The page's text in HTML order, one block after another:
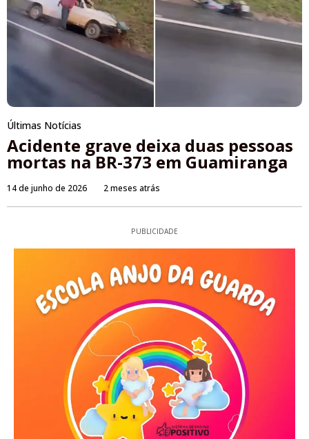
Últimas Notícias
Acidente grave deixa duas pessoas
mortas na BR-373 em Guamiranga
14 de junho de 2026 2 meses atrás
PUBLICIDADE